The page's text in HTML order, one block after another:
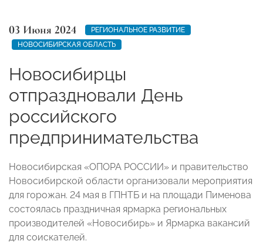
03 Июня 2024
РЕГИОНАЛЬНОЕ РАЗВИТИЕ
НОВОСИБИРСКАЯ ОБЛАСТЬ
Новосибирцы
отпраздновали День
российского
предпринимательства
Новосибирская «ОПОРА РОССИИ» и правительство
Новосибирской области организовали мероприятия
для горожан. 24 мая в ГПНТБ и на площади Пименова
состоялась праздничная ярмарка региональных
производителей «Новосибирь» и Ярмарка вакансий
для соискателей.